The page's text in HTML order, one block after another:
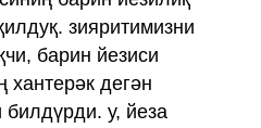
зияритимизни
барин йезиси
хантерәк дегән
билдүрди. у, йеза